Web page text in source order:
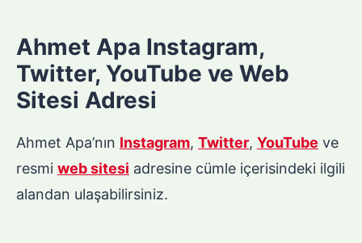
Ahmet Apa Instagram,
Twitter, YouTube ve Web
Sitesi Adresi
Ahmet Apa’nın Instagram, Twitter, YouTube ve
resmi web sitesi adresine cümle içerisindeki ilgili
alandan ulaşabilirsiniz.